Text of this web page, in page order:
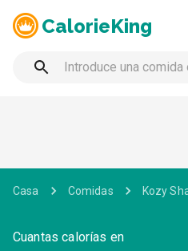
CalorieKing
Casa Comidas Kozy
Cuantas calorías en